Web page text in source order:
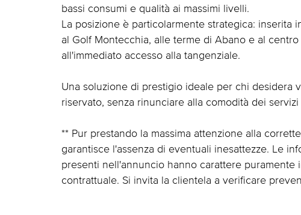
bassi consumi e qualità ai massimi livelli.
La posizione è particolarmente strategica: inserita
al Golf Montecchia, alle terme di Abano e al
all'immediato accesso alla tangenziale.
Una soluzione di prestigio ideale per chi desidera
riservato, senza rinunciare alla comodità dei
** Pur prestando la massima attenzione alla
garantisce l'assenza di eventuali inesattezze. Le
presenti nell'annuncio hanno carattere
contrattuale. Si invita la clientela a verificare